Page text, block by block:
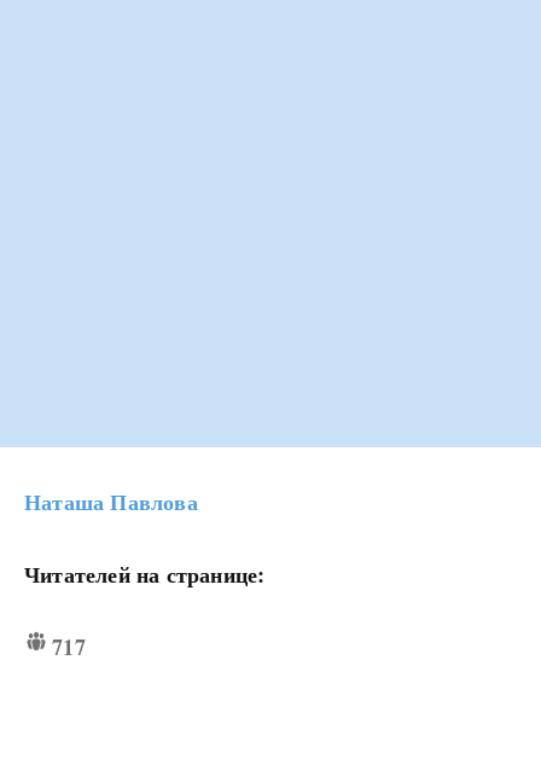
Наташа Павлова
Читателей на странице:
717